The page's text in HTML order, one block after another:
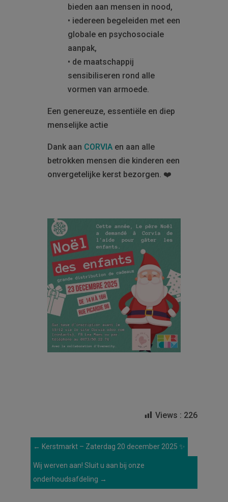
bieden aan mensen in nood,
• iedereen begeleiden met een
globale en psychosociale
aanpak,
• de maatschappij
sensibiliseren rond alle
vormen van armoede.
Een genereuze, essentiële en diep
menselijke actie
Dank aan CORVIAen aan alle
betrokken mensen die kinderen een
onvergetelijke kerst bezorgen. ❤️
Views : 226
← Kerstmarkt – Zaterdag 20 december 2025 ✨
Wij werven aan! Sluit u aan bij onze
onderhoudsafdeling →